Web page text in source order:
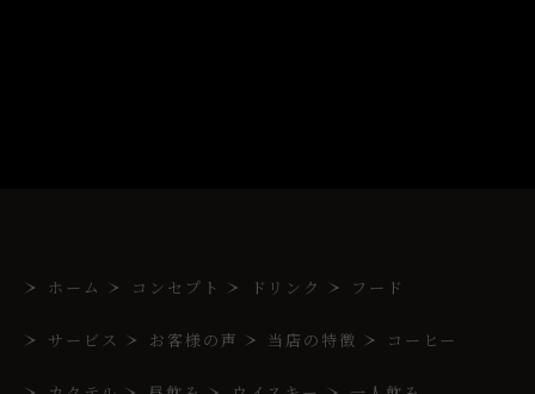
ホーム コンセプト ドリンク フード
サービス お客様の声 当店の特徴 コーヒー